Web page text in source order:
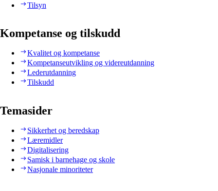
Tilsyn
Kompetanse og tilskudd
Kvalitet og kompetanse
Kompetanseutvikling og videreutdanning
Lederutdanning
Tilskudd
Temasider
Sikkerhet og beredskap
Læremidler
Digitalisering
Samisk i barnehage og skole
Nasjonale minoriteter